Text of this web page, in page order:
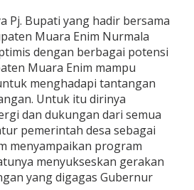
Pj. Bupati yang hadir bersama
Muara Enim Nurmala
dengan berbagai potensi
Muara Enim mampu
menghadapi tantangan
Untuk itu dirinya
dan dukungan dari semua
pemerintah desa sebagai
menyampaikan program
menyukseskan gerakan
yang digagas Gubernur